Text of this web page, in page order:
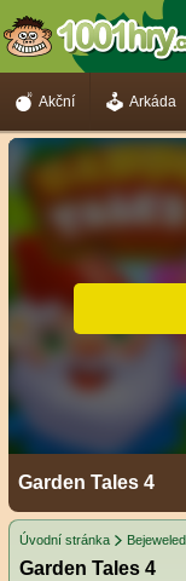
Akční Arkáda
Garden Tales 4
Úvodní stránka Bejeweled
Garden Tales 4